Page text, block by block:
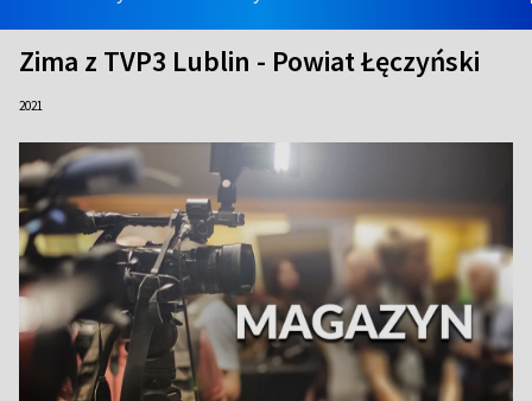
Zima z TVP3 Lublin - Powiat Łęczyński
2021